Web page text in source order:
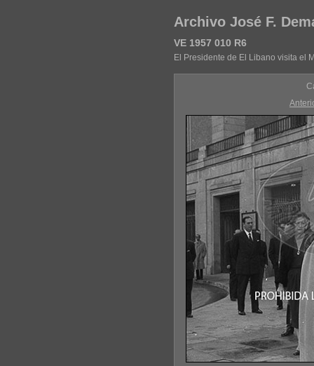
Archivo José F.
VE 1957 010 R6
El Presidente de El Libano visita el